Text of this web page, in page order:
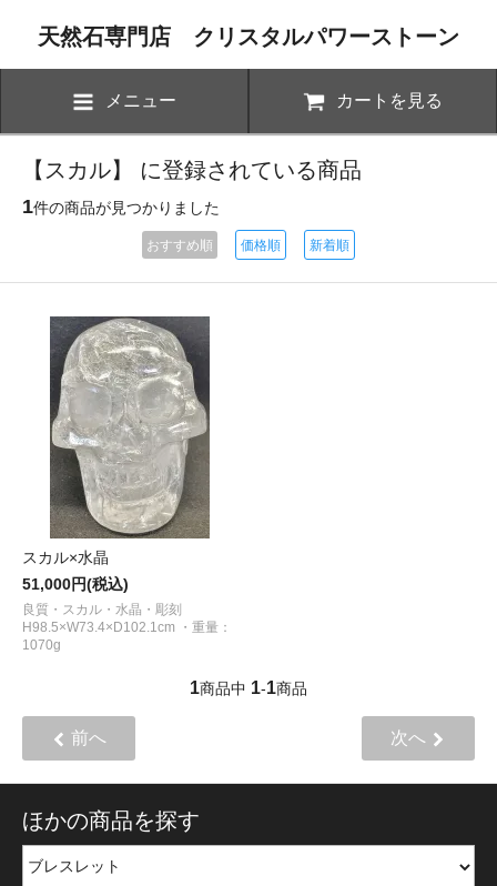
天然石専門店 クリスタルパワーストーン
メニュー カートを見る
【スカル】 に登録されている商品
1件の商品が見つかりました
おすすめ順 価格順 新着順
スカル×水晶
51,000円(税込)
良質・スカル・水晶・彫刻
H98.5×W73.4×D102.1cm ・重量：
1070g
1商品中 1-1商品
前へ 次へ
ほかの商品を探す